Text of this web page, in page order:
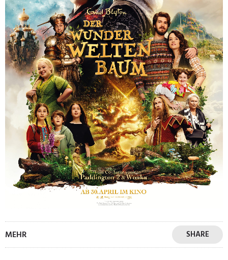
MEHR SHARE